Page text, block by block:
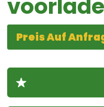
Preis Auf